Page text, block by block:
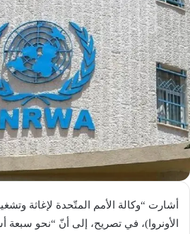
أشارت “وكالة الأمم المتّحدة لإغاثة
الأونروا​)، في تصريح، إلى أنّ “نحو